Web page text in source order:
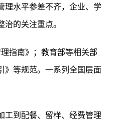
理水平参差不齐，企业、学
的关注重点。
指南》；教育部等相关部
》等规范。一系列全国层面
工到配餐、留样、经费管理